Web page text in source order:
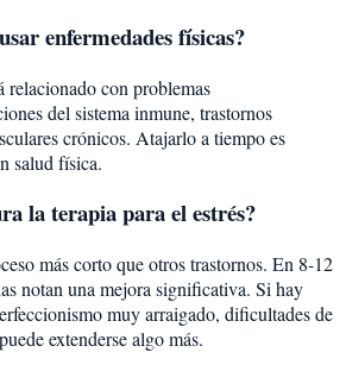
enfermedades físicas?
relacionado con problemas
del sistema inmune, trastornos
crónicos. Atajarlo a tiempo es
salud física.
la terapia para el estrés?
más corto que otros trastornos. En 8-12
notan una mejora significativa. Si hay
muy arraigado, dificultades de
extenderse algo más.